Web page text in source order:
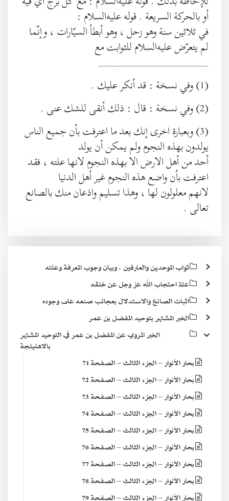
أو بالحركة السريعة . قوله عليه‌السلام :
في ثلاثين سنة وهو زحل ، وهو أبطأ السيّارات ، وإنّما
لم يتعرّض عليه‌السلام للثوابت مع
________________________
(1) وفي نسخة : قد أنكر عليك .
(2) وفي نسخة : قال : ذلك أنقى للشك عنى .
(3) وبعبارة اخرى إنك بعد ما اعترفت بأن جميع الناس
يولدون بهذه النجوم ولم يمكن أن يولد
أحد من أهل الارض الا بهذه النجوم لانها علته ، فقد
اعترفت بأن واضع هذه النجوم غير أهل الدنيا
لانهم معلولون لها ، وهذا تسليم واذعان منك بالصانع
تعالى .
ثواب الموحدين والعارفين ، وبيان وجوب المعرفة وعلته
علة احتجاب الله عز وجل عن خلقه
اثبات الصانع والاستدلال بعجائب صنعه على وجوده
الخبر المشتهر بتوحيد المفضل بن عمر
الخبر المروي عن المفضل بن عمر في التوحيد المشتهر
بالاهليلجة
بحار الأنوار – الجزء الثالث – الصفحة 71
بحار الأنوار – الجزء الثالث – الصفحة 72
بحار الأنوار – الجزء الثالث – الصفحة 73
بحار الأنوار – الجزء الثالث – الصفحة 74
بحار الأنوار – الجزء الثالث – الصفحة 75
بحار الأنوار – الجزء الثالث – الصفحة 76
بحار الأنوار – الجزء الثالث – الصفحة 77
بحار الأنوار – الجزء الثالث – الصفحة 78
بحار الأنوار – الجزء الثالث – الصفحة 79